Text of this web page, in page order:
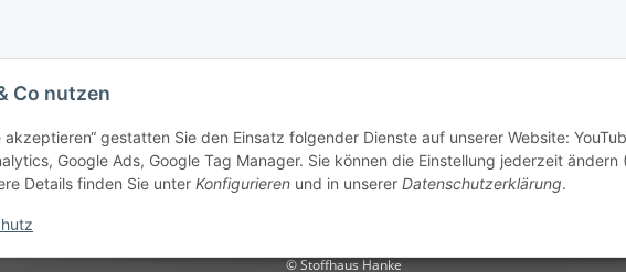
Co nutzen
akzeptieren“ gestatten Sie den Einsatz folgender Dienste auf unserer Website:
Google Ads, Google Tag Manager. Sie können die Einstellung jederzeit
Details finden Sie unter Konfigurieren und in unserer Datenschutzerklärung.
zzgl.
© Stoffhaus Hanke